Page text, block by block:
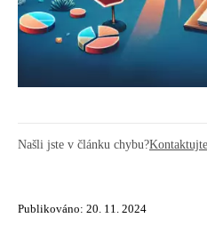
Našli jste v článku chybu?
Publikováno: 20. 11. 2024